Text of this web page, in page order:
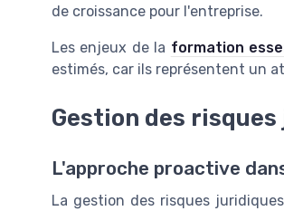
de croissance pour l'entreprise.
Les enjeux de la formation
estimés, car ils représentent un
Gestion des
L'approche proactive
La gestion des risques